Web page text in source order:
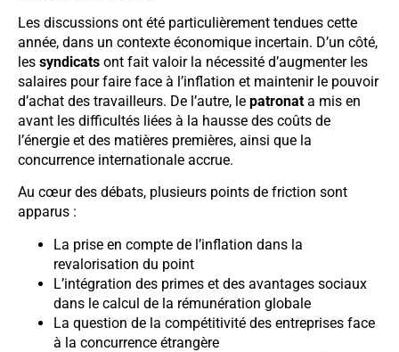
Les discussions ont été particulièrement tendues cette
année, dans un contexte économique incertain. D’un côté,
les syndicats ont fait valoir la nécessité d’augmenter les
salaires pour faire face à l’inflation et maintenir le pouvoir
d’achat des travailleurs. De l’autre, le patronat a mis en
avant les difficultés liées à la hausse des coûts de
l’énergie et des matières premières, ainsi que la
concurrence internationale accrue.
Au cœur des débats, plusieurs points de friction sont
apparus :
La prise en compte de l’inflation dans la
revalorisation du point
L’intégration des primes et des avantages sociaux
dans le calcul de la rémunération globale
La question de la compétitivité des entreprises face
à la concurrence étrangère